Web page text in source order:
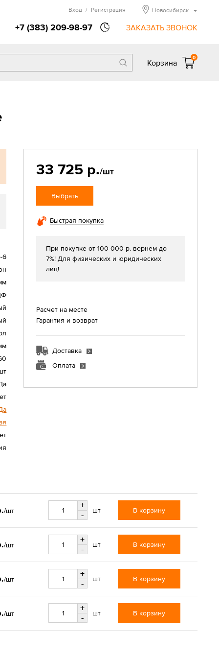
+7 (383) 209-98-97 ЗАКАЗАТЬ ЗВОНОК
Вход / Регистрация Новосибирск
Корзина
0
6
33 725 р./шт
Выбрать
Быстрая покупка
При покупке от 100 000 р. вернем до
7%! Для физических и юридических
лиц!
Расчет на месте
Гарантия и возврат
Доставка
Оплата
/шт
+
-
шт В корзину
/шт
+
-
шт В корзину
/шт
+
-
шт В корзину
/шт
+
-
шт В корзину